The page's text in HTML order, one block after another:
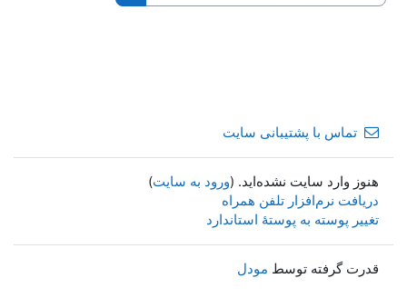
جستجو بین درس‌ها
تماس با پشتیبانی سایت
هنوز وارد سایت نشده‌اید. (ورود به سایت)
دریافت نرم‌افزار تلفن همراه
تغییر پوسته به پوستهٔ استاندارد
قدرت گرفته توسط مودل